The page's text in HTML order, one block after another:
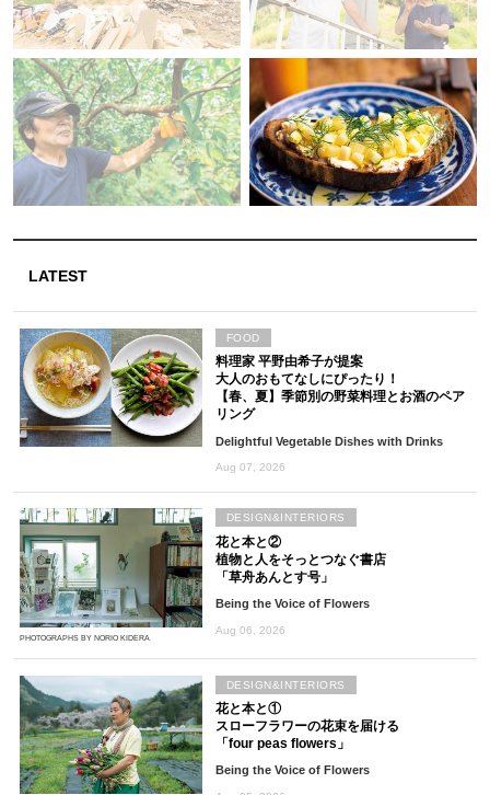
LATEST
料理家 平野由希子が提案
大人のおもてなしにぴったり！
【春、夏】季節別の野菜料理とお酒のペア
リング
Delightful Vegetable Dishes with Drinks
Aug 07, 2026
FOOD
PHOTOGRAPHS BY NORIO KIDERA
花と本と②
植物と人をそっとつなぐ書店
「草舟あんとす号」
Being the Voice of Flowers
Aug 06, 2026
DESIGN&INTERIORS
花と本と①
スローフラワーの花束を届ける
「four peas flowers」
Being the Voice of Flowers
DESIGN&INTERIORS